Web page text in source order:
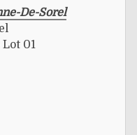
De-Sorel
01